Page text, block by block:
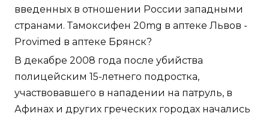
введенных в отношении России западными
странами. Тамоксифен 20mg в аптеке Львов -
Provimed в аптеке Брянск?
В декабре 2008 года после убийства
полицейским 15-летнего подростка,
участвовавшего в нападении на патруль, в
Афинах и других греческих городах начались